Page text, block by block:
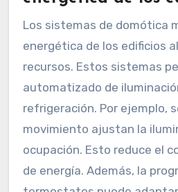
Los sistemas de domótica
energética de los edificios
recursos. Estos sistemas
automatizado de
refrigeración. Por ejemplo,
movimiento ajustan la
ocupación. Esto reduce el
de energía. Además, la